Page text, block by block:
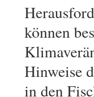
können
Hinweise
in den